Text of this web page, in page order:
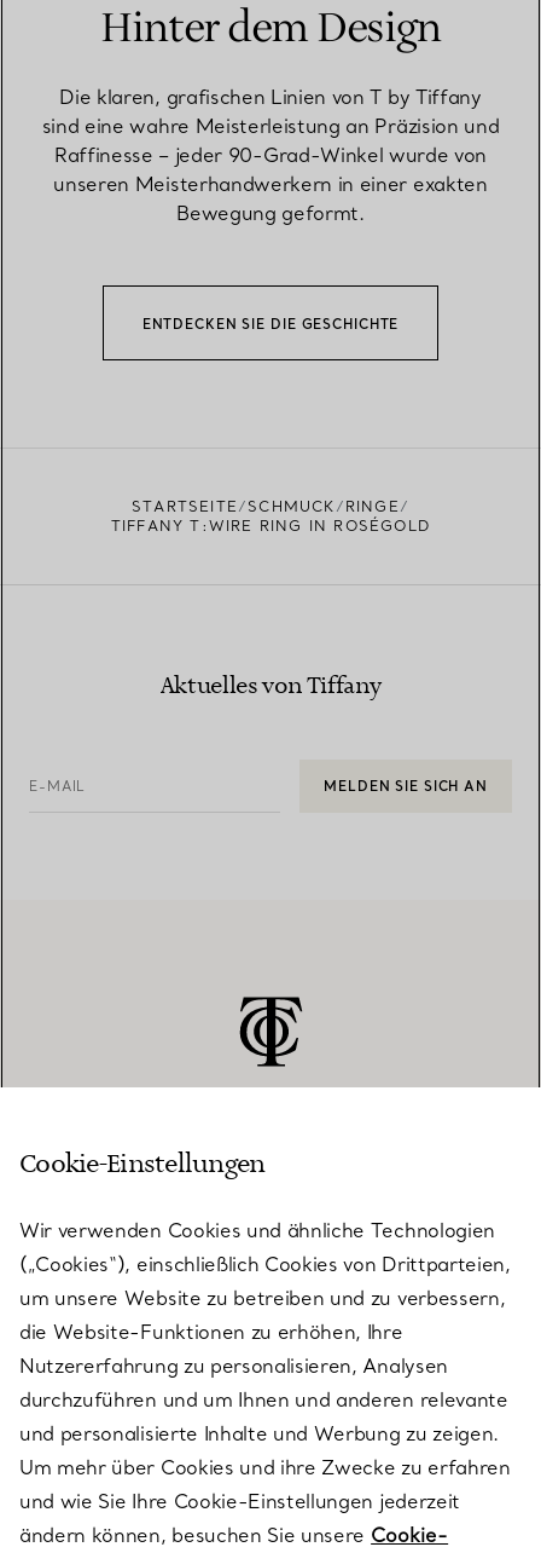
Hinter dem Design
Die klaren, grafischen Linien von T by Tiffany
sind eine wahre Meisterleistung an Präzision und
Raffinesse – jeder 90-Grad-Winkel wurde von
unseren Meisterhandwerkern in einer exakten
Bewegung geformt.
ENTDECKEN SIE DIE GESCHICHTE
STARTSEITE SCHMUCK
RINGE
TIFFANY T:WIRE RING IN ROSÉGOLD
Aktuelles von Tiffany
E-MAIL MELDEN SIE SICH AN
KUNDENSERVICE
SERVICES
ÜBER TIFFANY & CO.
RECHTLICHE HINWEISE
Cookie-Einstellungen
Wir verwenden Cookies und ähnliche Technologien
(„Cookies“), einschließlich Cookies von Drittparteien,
um unsere Website zu betreiben und zu verbessern,
die Website-Funktionen zu erhöhen, Ihre
Nutzererfahrung zu personalisieren, Analysen
durchzuführen und um Ihnen und anderen relevante
und personalisierte Inhalte und Werbung zu zeigen.
Um mehr über Cookies und ihre Zwecke zu erfahren
und wie Sie Ihre Cookie-Einstellungen jederzeit
ändern können, besuchen Sie unsere Cookie-